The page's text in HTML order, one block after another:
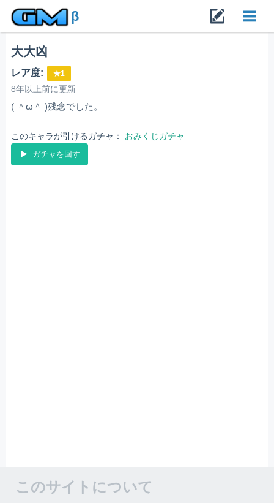
β
大大凶
レア度: ★1
8年以上前に更新
( ＾ω＾ )残念でした。
このキャラが引けるガチャ： おみくじガチャ
ガチャを回す
このサイトについて